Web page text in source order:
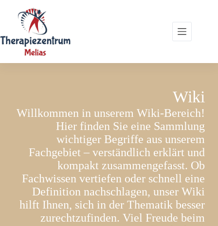
springen
Wiki
Willkommen in unserem Wiki-Bereich!
Hier finden Sie eine Sammlung
wichtiger Begriffe aus unserem
Fachgebiet – verständlich erklärt und
kompakt zusammengefasst. Ob
Fachwissen vertiefen oder schnell eine
Definition nachschlagen, unser Wiki
hilft Ihnen, sich in der Thematik besser
zurechtzufinden. Viel Freude beim